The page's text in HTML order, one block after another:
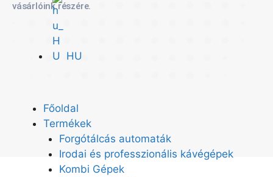
HU
Főoldal
Termékek
Forgótálcás automaták
Irodai és professzionális kávégépek
Kombi Gépek
vásárlóink részére.